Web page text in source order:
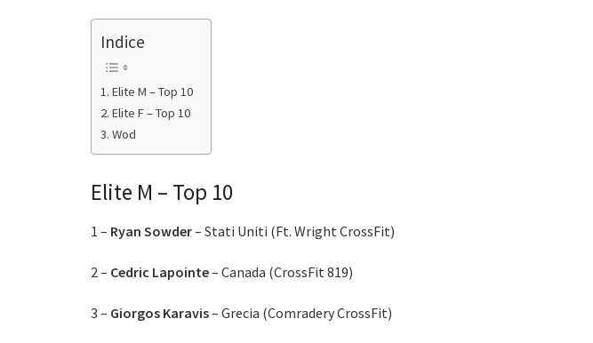
Indice
Elite M – Top 10
Elite F – Top 10
Wod
Elite M – Top 10
1 – Ryan Sowder– Stati Uniti (Ft. Wright CrossFit)
2 – Cedric Lapointe– Canada (CrossFit 819)
3 – Giorgos Karavis– Grecia (Comradery CrossFit)